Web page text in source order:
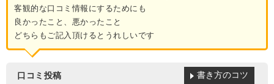
客観的な口コミ情報にするためにも
良かったこと、悪かったこと
どちらもご記入頂けるとうれしいです
口コミ投稿 書き方のコツ